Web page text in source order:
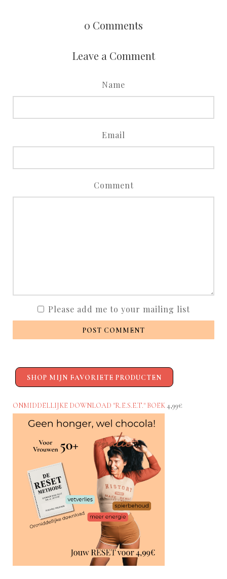
0 Comments
Leave a Comment
Name
Email
Comment
Please add me to your mailing list
POST COMMENT
SHOP MIJN FAVORIETE PRODUCTEN
ONMIDDELLIJKE DOWNLOAD "R.E.S.E.T." BOEK4,99€